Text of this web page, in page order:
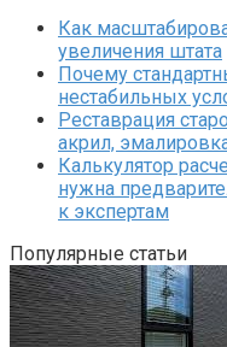
Как
увеличения штата
Почему
нестабильных
Реставрация
акрил,
Калькулятор
нужна
к экспертам
Популярные статьи